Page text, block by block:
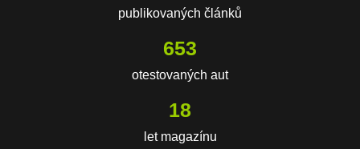
publikovaných článků
653
otestovaných aut
18
let magazínu